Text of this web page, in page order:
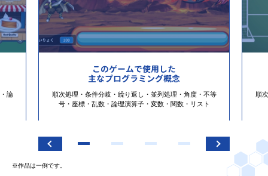
論
このゲームで使用した
主なプログラミング概念
順次処理・条件分岐・繰り返し・並列処理・角度・不等
号・座標・乱数・論理演算子・変数・関数・リスト
順
※作品は一例です。